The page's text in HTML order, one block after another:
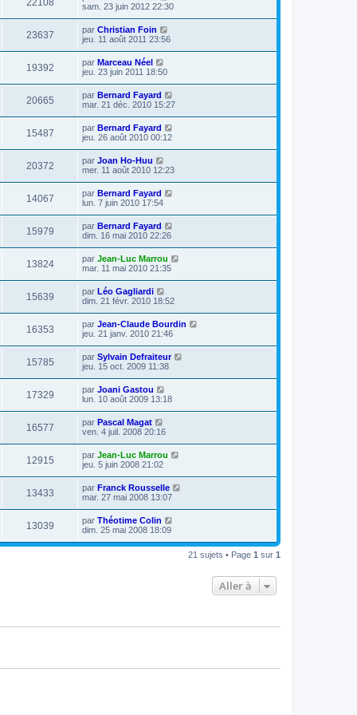
22108
sam. 23 juin 2012 22:30
23637 par Christian Foin
jeu. 11 août 2011 23:56
19392 par Marceau Néel
jeu. 23 juin 2011 18:50
20665 par Bernard Fayard
mar. 21 déc. 2010 15:27
15487 par Bernard Fayard
jeu. 26 août 2010 00:12
20372 par Joan Ho-Huu
mer. 11 août 2010 12:23
14067 par Bernard Fayard
lun. 7 juin 2010 17:54
15979 par Bernard Fayard
dim. 16 mai 2010 22:26
13824 par Jean-Luc Marrou
mar. 11 mai 2010 21:35
15639 par Léo Gagliardi
dim. 21 févr. 2010 18:52
16353 par Jean-Claude Bourdin
jeu. 21 janv. 2010 21:46
15785 par Sylvain Defraiteur
jeu. 15 oct. 2009 11:38
17329 par Joani Gastou
lun. 10 août 2009 13:18
16577 par Pascal Magat
ven. 4 juil. 2008 20:16
12915 par Jean-Luc Marrou
jeu. 5 juin 2008 21:02
13433 par Franck Rousselle
mar. 27 mai 2008 13:07
13039 par Théotime Colin
dim. 25 mai 2008 18:09
21 sujets • Page 1 sur 1
Aller à